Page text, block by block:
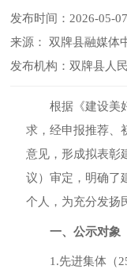
发布时间： 2026-05-
来源： 双牌县融媒体
发布机构： 双牌县人
根据《建设美
求，经申报推荐、
意见，形成拟表彰
议）审定，明确了
个人，为充分发扬
一、公示对象
1.先进集体（